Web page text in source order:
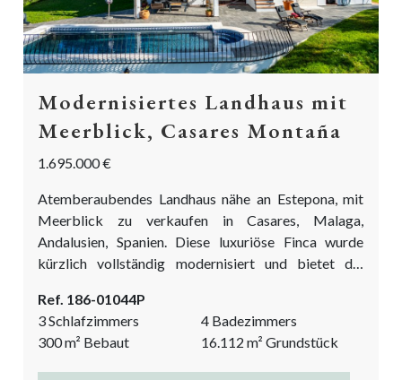
Modernisiertes Landhaus mit
Meerblick, Casares Montaña
1.695.000 €
Atemberaubendes Landhaus nähe an Estepona, mit
Meerblick zu verkaufen in Casares, Malaga,
Andalusien, Spanien. Diese luxuriöse Finca wurde
kürzlich vollständig modernisiert und bietet die
andalusischen Landhaus und einem nordeuropäischen
komfortablen Villa. Die Ästhetik, das natürliche Licht,
die offenen Räume, das farbenfrohe Bougainville und
die Ausblicke auf das Mittelmeer, den Felsen von
Ref. 186-01044P
3 Schlafzimmers
4 Badezimmers
300m² Bebaut 16.112 m² Grundstück